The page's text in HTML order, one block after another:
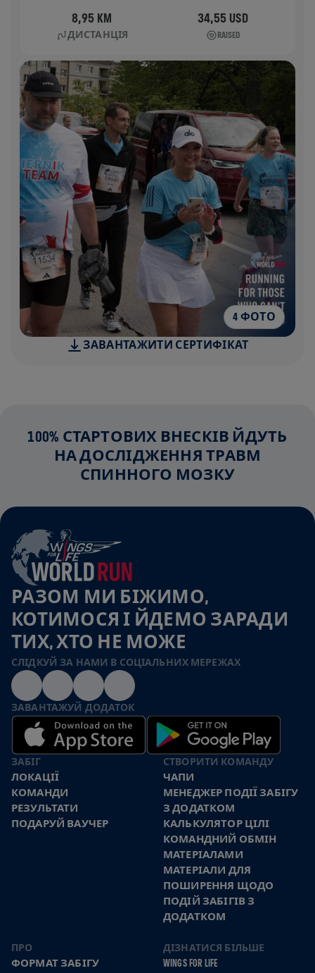
8,95 KM
ДИСТАНЦІЯ
34,55 USD
RAISED
4 ФОТО
ЗАВАНТАЖИТИ СЕРТИФІКАТ
100% СТАРТОВИХ ВНЕСКІВ ЙДУТЬ
НА ДОСЛІДЖЕННЯ ТРАВМ
СПИННОГО МОЗКУ
РАЗОМ МИ БІЖИМО,
КОТИМОСЯ І ЙДЕМО ЗАРАДИ
ТИХ, ХТО НЕ МОЖЕ
СЛІДКУЙ ЗА НАМИ В СОЦІАЛЬНИХ МЕРЕЖАХ
ЗАВАНТАЖУЙ ДОДАТОК
ЗАБІГ
ЛОКАЦІЇ
КОМАНДИ
РЕЗУЛЬТАТИ
ПОДАРУЙ ВАУЧЕР
СТВОРИТИ КОМАНДУ
ЧАПИ
МЕНЕДЖЕР ПОДІЇ ЗАБІГУ
З ДОДАТКОМ
КАЛЬКУЛЯТОР ЦІЛІ
КОМАНДНИЙ ОБМІН
МАТЕРІАЛАМИ
МАТЕРІАЛИ ДЛЯ
ПОШИРЕННЯ ЩОДО
ПОДІЙ ЗАБІГІВ З
ДОДАТКОМ
ПРО
ФОРМАТ ЗАБІГУ
ДІЗНАТИСЯ БІЛЬШЕ
WINGS FOR LIFE